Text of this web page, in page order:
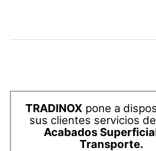
TRADINOX pone a
sus clientes servicios de
Acabados
Transporte.